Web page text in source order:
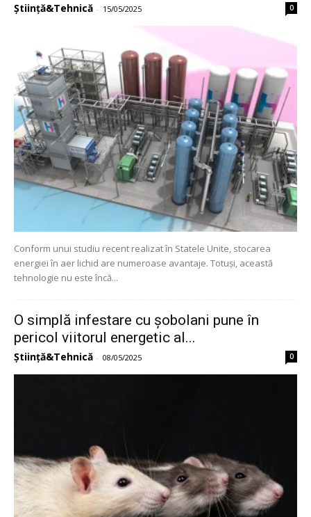
Știință&Tehnică - 15/05/2025 0
Conform unui studiu recent realizat în Statele Unite, stocarea
energiei în aer lichid are numeroase avantaje. Totuși, această
tehnologie nu este încă...
O simplă infestare cu șobolani pune în
pericol viitorul energetic al...
Știință&Tehnică - 08/05/2025 0